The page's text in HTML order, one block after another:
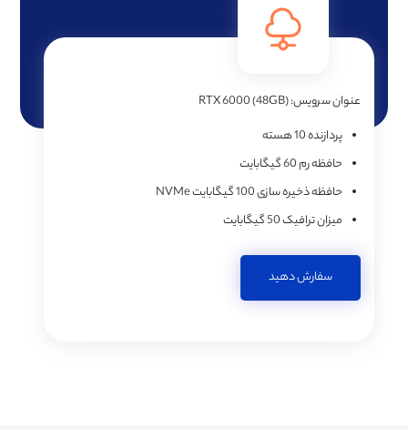
عنوان سرویس:RTX 6000 (48GB)
پردازنده10 هسته
حافظه رم60 گیگابایت
حافظه ذخیره سازی100 گیگابایت NVMe
میزان ترافیک50 گیگابایت
سفارش دهید